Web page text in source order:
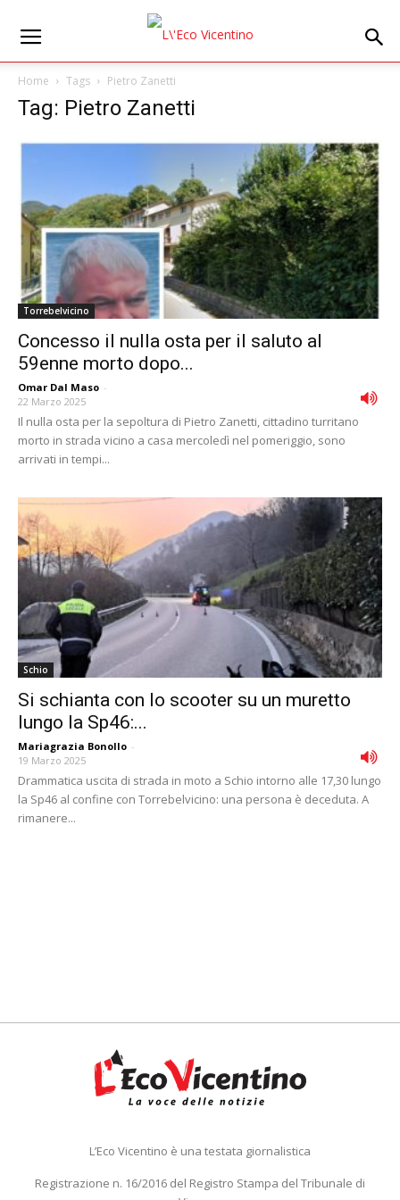
Home Tags Pietro Zanetti
Tag: Pietro Zanetti
Torrebelvicino
Concesso il nulla osta per il saluto al
59enne morto dopo...
Omar Dal Maso -
22 Marzo 2025
Il nulla osta per la sepoltura di Pietro Zanetti, cittadino turritano
morto in strada vicino a casa mercoledì nel pomeriggio, sono
arrivati in tempi...
Schio
Si schianta con lo scooter su un muretto
lungo la Sp46:...
Mariagrazia Bonollo -
19 Marzo 2025
Drammatica uscita di strada in moto a Schio intorno alle 17,30 lungo
la Sp46 al confine con Torrebelvicino: una persona è deceduta. A
rimanere...
L’Eco Vicentino è una testata giornalistica
Registrazione n. 16/2016 del Registro Stampa del Tribunale di